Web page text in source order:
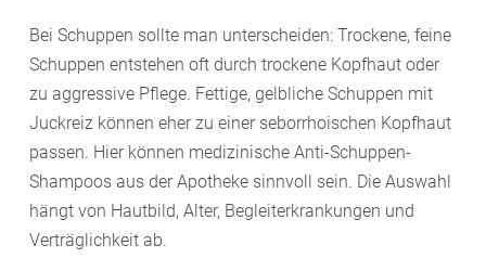
Bei Schuppen sollte man unterscheiden: Trockene, feine
Schuppen entstehen oft durch trockene Kopfhaut oder
zu aggressive Pflege. Fettige, gelbliche Schuppen mit
Juckreiz können eher zu einer seborrhoischen Kopfhaut
passen. Hier können medizinische Anti-Schuppen-
Shampoos aus der Apotheke sinnvoll sein. Die Auswahl
hängt von Hautbild, Alter, Begleiterkrankungen und
Verträglichkeit ab.